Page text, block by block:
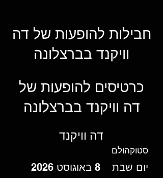
חבילות להופעות של דה
וויקנד בברצלונה
כרטיסים להופעות של
דה וויקנד בברצלונה
דה וויקנד
סטוקהולם
8 באוגוסט 2026 יום שבת